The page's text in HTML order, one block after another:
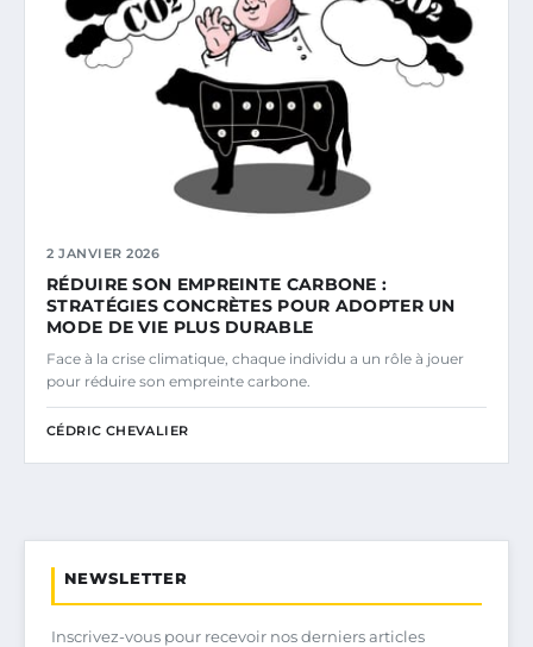
2 JANVIER 2026
RÉDUIRE SON EMPREINTE CARBONE :
STRATÉGIES CONCRÈTES POUR ADOPTER UN
MODE DE VIE PLUS DURABLE
Face à la crise climatique, chaque individu a un rôle à jouer
pour réduire son empreinte carbone.
CÉDRIC CHEVALIER
NEWSLETTER
Inscrivez-vous pour recevoir nos derniers articles